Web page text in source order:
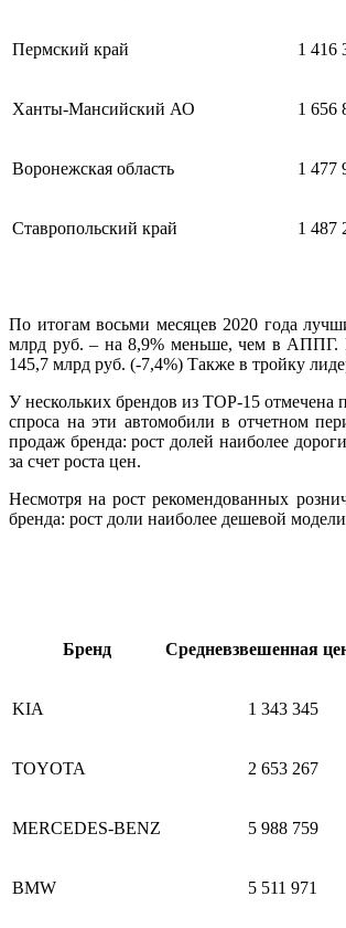
Пермский край 1 416
Ханты-Мансийский АО 1 656
Воронежская область 1 477
Ставропольский край 1 487
По итогам восьми месяцев 2020 года
млрд руб. – на 8,9% меньше, чем в АППГ.
145,7 млрд руб. (-7,4%) Также в тройку
У нескольких брендов из ТОР-15 отмечена
спроса на эти автомобили в отчетном
продаж бренда: рост долей наиболее
за счет роста цен.
Несмотря на рост рекомендованных
бренда: рост доли наиболее дешевой
Бренд Средневзвешенная
KIA 1 343 345
TOYOTA 2 653 267
MERCEDES-BENZ 5 988 759
BMW 5 511 971